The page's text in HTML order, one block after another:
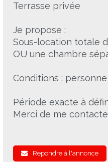
Terrasse privée
Je propose :
Sous-location totale
OU une chambre
Conditions :
Période exacte à
Merci de me
Repondre à l'annonce